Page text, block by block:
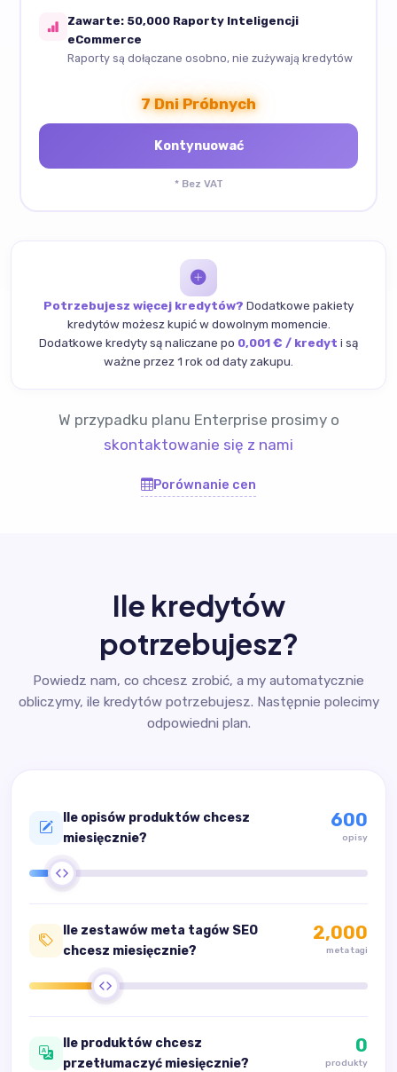
Zawarte: 50,000 Raporty Inteligencji
eCommerce
Raporty są dołączane osobno, nie zużywają kredytów
7 Dni Próbnych
* Bez VAT
Potrzebujesz więcej kredytów? Dodatkowe pakiety
kredytów możesz kupić w dowolnym momencie.
Dodatkowe kredyty są naliczane po 0,001 € / kredyt i są
ważne przez 1 rok od daty zakupu.
W przypadku planu Enterprise prosimy o
skontaktowanie się z nami
Porównanie cen
Ile kredytów
potrzebujesz?
Powiedz nam, co chcesz zrobić, a my automatycznie
obliczymy, ile kredytów potrzebujesz. Następnie polecimy
odpowiedni plan.
Ile opisów produktów chcesz
miesięcznie?
600
opisy
Ile zestawów meta tagów SEO
chcesz miesięcznie?
2,000
meta tagi
Ile produktów chcesz
przetłumaczyć miesięcznie?
0
produkty